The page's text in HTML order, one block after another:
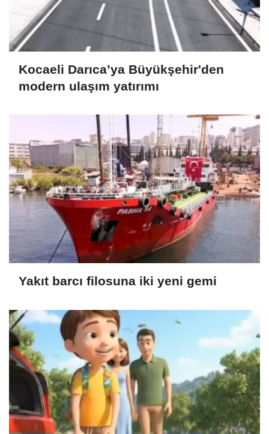
Kocaeli Darıca’ya Büyükşehir'den
modern ulaşım yatırımı
Yakıt barcı filosuna iki yeni gemi